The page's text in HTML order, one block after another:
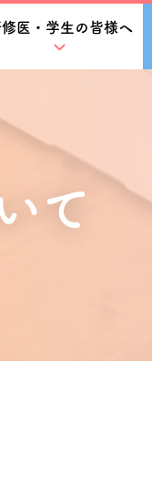
医・学生の皆様へ
て